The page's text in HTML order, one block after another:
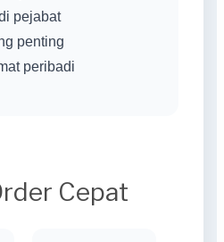
pejabat
penting
peribadi
Cepat